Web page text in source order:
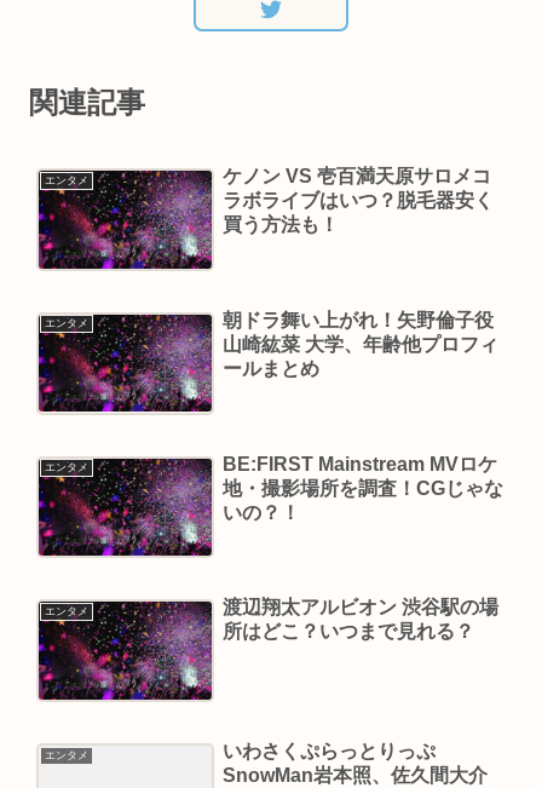
関連記事
エンタメ
ケノン VS 壱百満天原サロメコ
ラボライブはいつ？脱毛器安く
買う方法も！
エンタメ
朝ドラ舞い上がれ！矢野倫子役
山崎紘菜 大学、年齢他プロフィ
ールまとめ
エンタメ
BE:FIRST Mainstream MVロケ
地・撮影場所を調査！CGじゃな
いの？！
エンタメ
渡辺翔太アルビオン 渋谷駅の場
所はどこ？いつまで見れる？
エンタメ
いわさくぷらっとりっぷ
SnowMan岩本照、佐久間大介